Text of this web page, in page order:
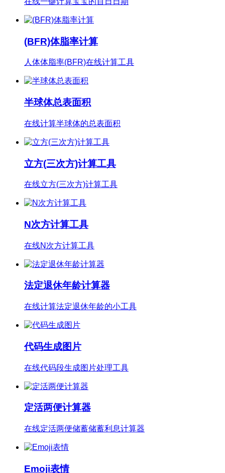
(BFR)体脂率计算
人体体脂率(BFR)在线计算工具
半球体总表面积
在线计算半球体的总表面积
立方(三次方)计算工具
在线立方(三次方)计算工具
N次方计算工具
在线N次方计算工具
法定退休年龄计算器
在线计算法定退休年龄的小工具
代码生成图片
在线代码段生成图片处理工具
定活两便计算器
在线定活两便储蓄储蓄利息计算器
Emoji表情